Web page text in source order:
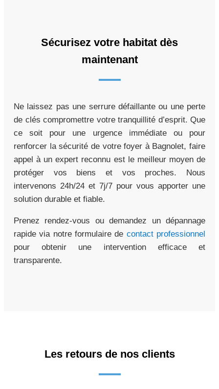
Sécurisez votre habitat dès
maintenant
Ne laissez pas une serrure défaillante ou une perte
de clés compromettre votre tranquillité d’esprit. Que
ce soit pour une urgence immédiate ou pour
renforcer la sécurité de votre foyer à Bagnolet, faire
appel à un expert reconnu est le meilleur moyen de
protéger vos biens et vos proches. Nous
intervenons 24h/24 et 7j/7 pour vous apporter une
solution durable et fiable.
Prenez rendez-vous ou demandez un dépannage
rapide via notre formulaire de contact professionnel
pour obtenir une intervention efficace et
transparente.
Les retours de nos clients